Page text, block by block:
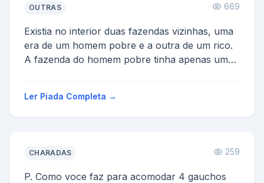
OUTRAS 669
Existia no interior duas fazendas vizinhas, uma
era de um homem pobre e a outra de um rico.
A fazenda do homem pobre tinha apenas um
Ler Piada Completa →
CHARADAS 259
P. Como voce faz para acomodar 4 gauchos